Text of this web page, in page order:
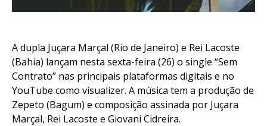
A dupla Juçara Marçal (Rio de Janeiro) e Rei Lacoste
(Bahia) lançam nesta sexta-feira (26) o single “Sem
Contrato” nas principais plataformas digitais e no
YouTube como visualizer. A música tem a produção de
Zepeto (Bagum) e composição assinada por Juçara
Marçal, Rei Lacoste e Giovani Cidreira.